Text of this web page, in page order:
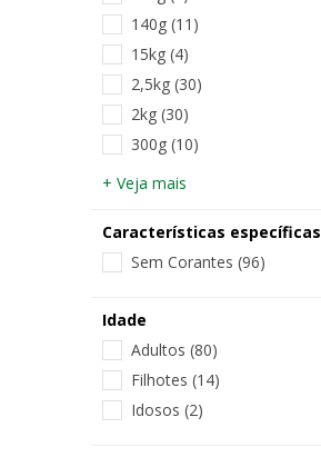
140g (11)
15kg (4)
2,5kg (30)
2kg (30)
300g (10)
+ Veja mais
Características específicas
Sem Corantes (96)
Idade
Adultos (80)
Filhotes (14)
Idosos (2)